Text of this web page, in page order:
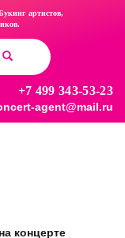
артистов,
+7 499 343-53-23
agent@mail.ru
концерте